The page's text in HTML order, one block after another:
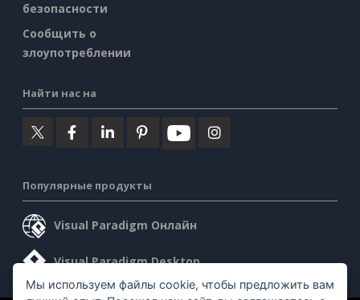
безопасности
Сообщить о
злоупотреблении
Найти нас на
Популярные продукты
Visual Paradigm Онлайн
Visual Paradigm Desktop
Мы используем файлы cookie, чтобы предложить вам